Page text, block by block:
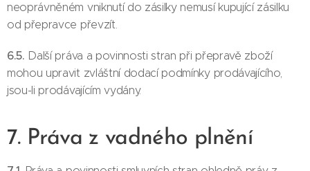
neoprávněném vniknutí do zásilky nemusí kupující zásilku
od přepravce převzít.
6.5. Další práva a povinnosti stran při přepravě zboží
mohou upravit zvláštní dodací podmínky prodávajícího,
jsou-li prodávajícím vydány.
7. Práva z vadného plnění